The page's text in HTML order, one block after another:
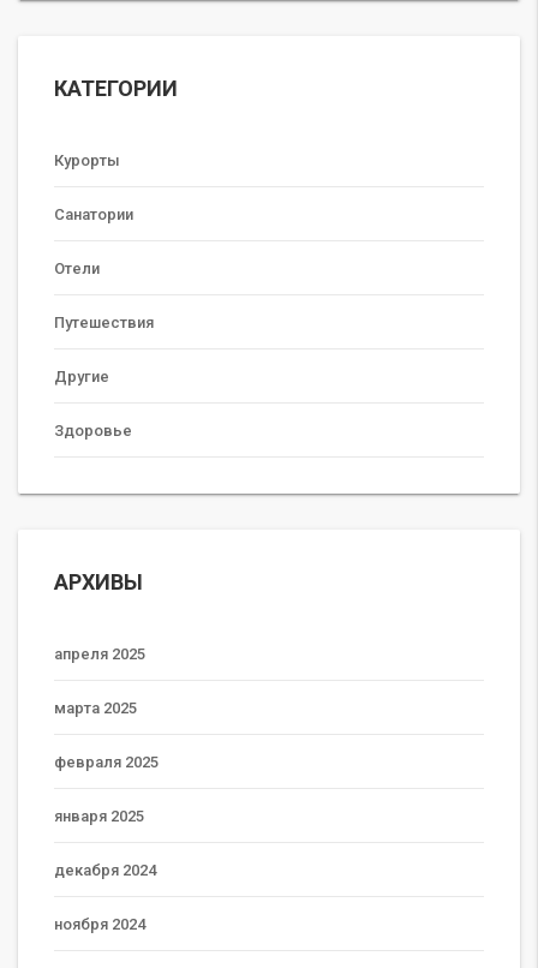
КАТЕГОРИИ
Курорты
Санатории
Отели
Путешествия
Другие
Здоровье
АРХИВЫ
апреля 2025
марта 2025
февраля 2025
января 2025
декабря 2024
ноября 2024